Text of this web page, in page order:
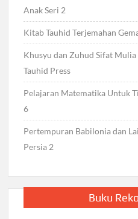
Anak Seri 2
Kitab Tauhid Terjemahan
Khusyu dan Zuhud Sifat
Tauhid Press
Pelajaran Matematika Untuk
6
Pertempuran Babilonia dan
Persia 2
Buku